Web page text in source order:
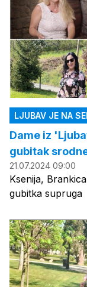
LJUBAV JE NA
Dame iz
gubitak
21.07.2024 09:00
Ksenija,
gubitka supruga